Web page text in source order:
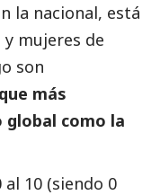
la nacional, está
mujeres de
son
más
como la
al 10 (siendo 0